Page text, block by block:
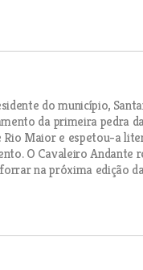
do município,
da primeira pedra
Rio Maior e espetou-a
O Cavaleiro
na próxima edição